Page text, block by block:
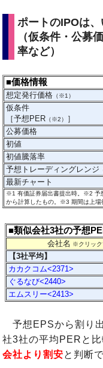
ポートのIPOは
（仮条件・公募
率など）
■価格情報
想定発行価格 （※1）
仮条件
［予想PER （※2） ］
公募価格
初値
初値騰落率
予想トレーディングレンジ
最新チャート
※1 有価証券届出書提出時。※2 予
から計算したもの。 ※3 期間は上場
■類似会社3社の予想
会社名 ※クリック
【3社平均】
カカクコム<2371>
ぐるなび<2440>
エムスリー<2413>
予想EPSから割り
社3社の平均PERと
会社より割安と判断